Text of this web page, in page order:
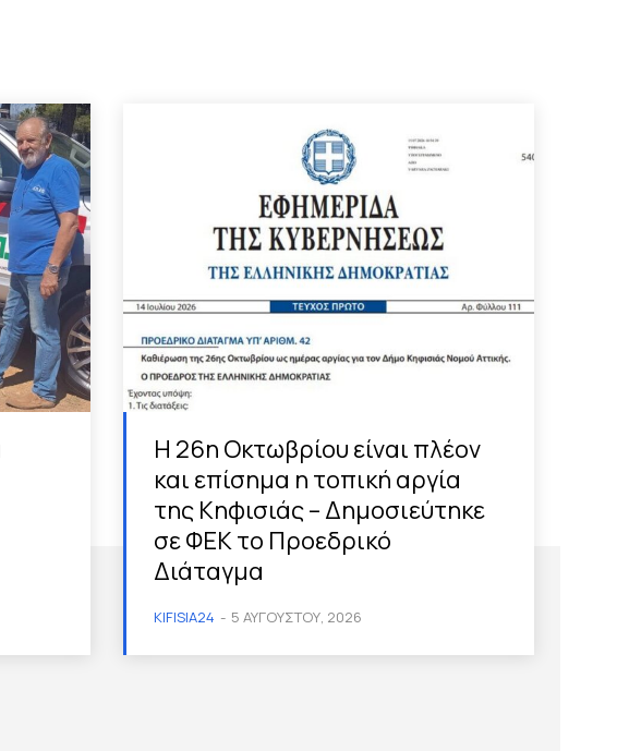
Η 26η Οκτωβρίου είναι πλέον
και επίσημα η τοπική αργία
της Κηφισιάς – Δημοσιεύτηκε
σε ΦΕΚ το Προεδρικό
Διάταγμα
KIFISIA24 - 5 ΑΥΓΟΎΣΤΟΥ, 2026